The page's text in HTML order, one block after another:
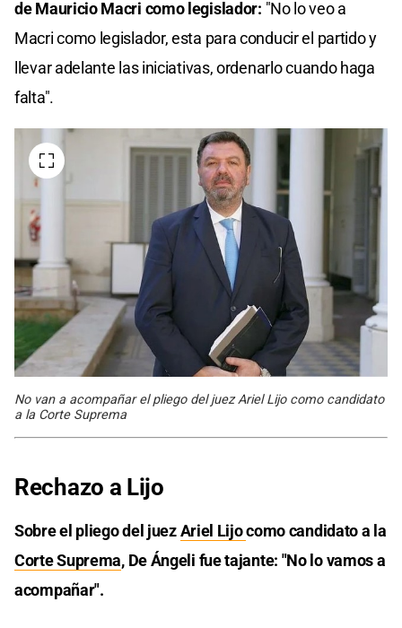
de Mauricio Macri como legislador: "No lo veo a
Macri como legislador, esta para conducir el partido y
llevar adelante las iniciativas, ordenarlo cuando haga
falta".
No van a acompañar el pliego del juez Ariel Lijo como candidato
a la Corte Suprema
Rechazo a Lijo
Sobre el pliego del juezAriel Lijocomo candidato a la
Corte Suprema, De Ángeli fue tajante: "No lo vamos a
acompañar".